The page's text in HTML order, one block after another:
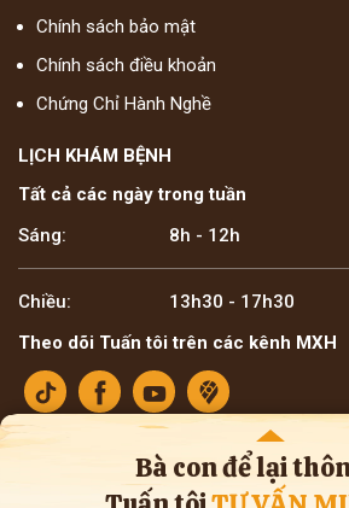
Bà con để lại
Chính sách bảo mật
Chính sách điều khoản
Chứng Chỉ Hành Nghề
LỊCH KHÁM BỆNH
Tất cả các ngày trong tuần
Sáng:
8h - 12h
Chiều:
13h30 - 17h30
Theo dõi Tuấn tôi trên các kênh MXH
Bản quyền ©2025 Lương y Đỗ Minh Tuấn